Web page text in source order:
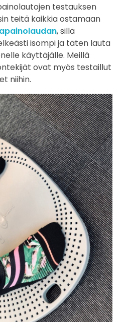
testauksen
teitä kaikkia ostamaan
, sillä
isompi ja täten lauta
käyttäjälle. Meillä
ovat myös testaillut
niihin.